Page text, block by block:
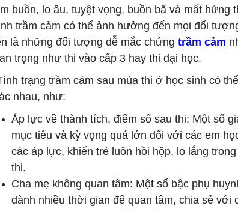
buồn, lo âu, tuyệt vọng, buồn bã và mất hứng
trầm cảm có thể ảnh hưởng đến mọi đối
là những đối tượng dễ mắc chứng trầm cảm
trọng như thi vào cấp 3 hay thi đại học.
trạng trầm cảm sau mùa thi ở học sinh có
nhau, như:
Áp lực về thành tích, điểm số sau thi: Một số
mục tiêu và kỳ vọng quá lớn đối với các em
các áp lực, khiến trẻ luôn hồi hộp, lo lắng
thi.
Cha mẹ không quan tâm: Một số bậc phụ
dành nhiều thời gian để quan tâm, chia sẻ với